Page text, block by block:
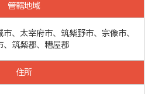
管轄地域
、太宰府市、筑紫野市、宗像市、
、筑紫郡、糟屋郡
住所